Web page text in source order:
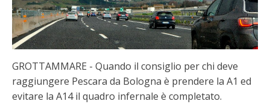
GROTTAMMARE - Quando il consiglio per chi deve
raggiungere Pescara da Bologna è prendere la A1 ed
evitare la A14 il quadro infernale è completato.